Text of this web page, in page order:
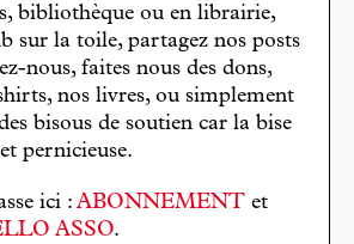
bibliothèque ou en librairie,
sur la toile, partagez nos posts
nous, faites nous des dons,
nos livres, ou simplement
bisous de soutien car la bise
pernicieuse.
ici : ABONNEMENT et
ASSO.